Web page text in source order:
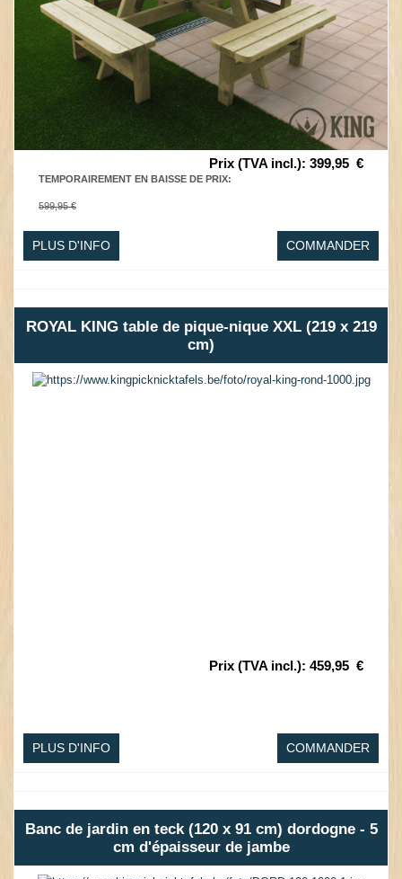
Prix (TVA incl.): 399,95 €
TEMPORAIREMENT EN BAISSE DE PRIX:
599,95 €
PLUS D'INFO COMMANDER
ROYAL KING table de pique-nique XXL (219 x 219
cm)
Prix (TVA incl.): 459,95 €
PLUS D'INFO COMMANDER
Banc de jardin en teck (120 x 91 cm) dordogne - 5
cm d'épaisseur de jambe